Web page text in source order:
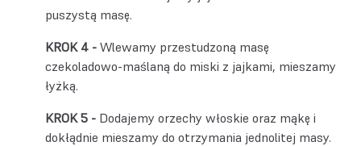
puszystą masę.
Wlewamy przestudzoną masę
czekoladowo-maślaną do miski z jajkami, mieszamy
łyżką.
Dodajemy orzechy włoskie oraz mąkę i
dokłądnie mieszamy do otrzymania jednolitej masy.